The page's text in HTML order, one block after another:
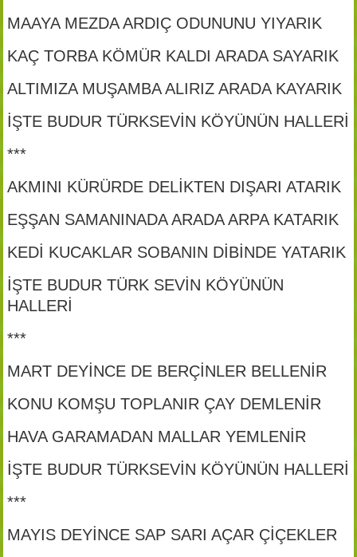
MAAYA MEZDA ARDIÇ ODUNUNU YIYARIK
KAÇ TORBA KÖMÜR KALDI ARADA SAYARIK
ALTIMIZA MUŞAMBA ALIRIZ ARADA KAYARIK
İŞTE BUDUR TÜRKSEVİN KÖYÜNÜN HALLERİ
***
AKMINI KÜRÜRDE DELİKTEN DIŞARI ATARIK
EŞŞAN SAMANINADA ARADA ARPA KATARIK
KEDİ KUCAKLAR SOBANIN DİBİNDE YATARIK
İŞTE BUDUR TÜRK SEVİN KÖYÜNÜN
HALLERİ
***
MART DEYİNCE DE BERÇİNLER BELLENİR
KONU KOMŞU TOPLANIR ÇAY DEMLENİR
HAVA GARAMADAN MALLAR YEMLENİR
İŞTE BUDUR TÜRKSEVİN KÖYÜNÜN HALLERİ
***
MAYIS DEYİNCE SAP SARI AÇAR ÇİÇEKLER